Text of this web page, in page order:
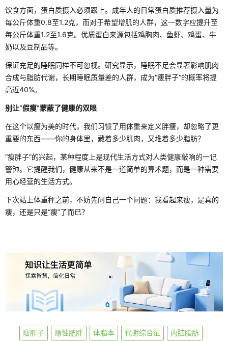
饮食方面，蛋白质摄入必须跟上。成年人的日常蛋白质推荐摄入量为
每公斤体重0.8至1.2克，而对于希望增肌的人群，这一数字应提升至
每公斤体重1.2至1.6克。优质蛋白来源包括鸡胸肉、鱼虾、鸡蛋、牛
奶以及豆制品等。
保证充足的睡眠同样不可忽视。研究显示，睡眠不足会显著影响肌肉
合成与脂肪代谢，长期睡眠质量差的人群，成为“瘦胖子”的概率将提
高近40%。
别让“假瘦”蒙蔽了健康的双眼
在这个以瘦为美的时代，我们习惯了用体重来定义胖瘦，却忽略了更
重要的东西——你的身体里，藏着多少肌肉，又堆着多少脂肪？
“瘦胖子”的兴起，某种程度上是现代生活方式对人类健康敲响的一记
警钟。它提醒我们，健康从来不是一道简单的算术题，而是一种需要
用心经营的生活方式。
下次站上体重秤之前，不妨先问自己一个问题：我看起来瘦，是真的
瘦，还是只是“瘦”了而已？
瘦胖子 隐性肥胖 体脂率 代谢综合征 内脏脂肪